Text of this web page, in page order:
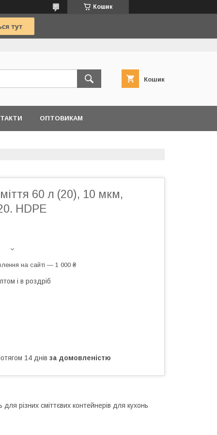
Кошик
Кошик
ОПТОВИКАМ
60 л (20), 10 мкм,
HDPE
на сайті — 1 000 ₴
і в роздріб
14 днів за домовленістю
для різних сміттєвих контейнерів для кухонь